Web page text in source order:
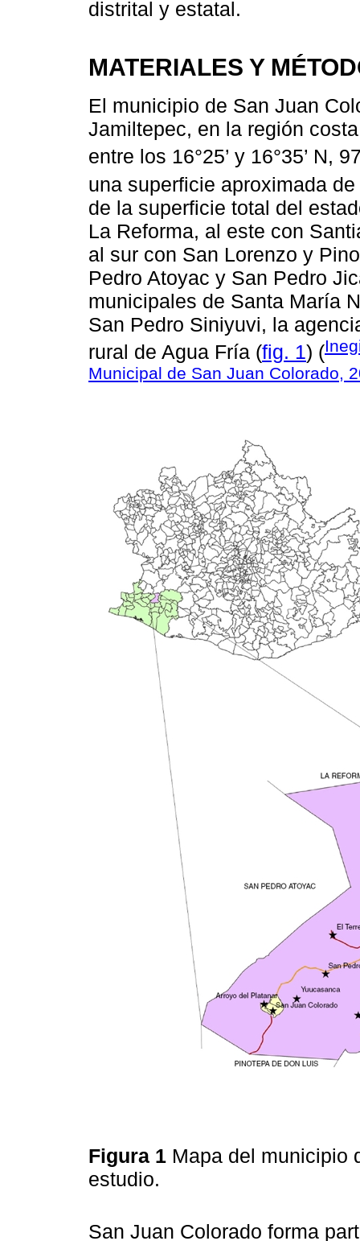
distrital y estatal.
MATERIALES Y
El municipio de San Juan
Jamiltepec, en la región
entre los 16°25’ y 16°35’ N,
una superficie aproximada
de la superficie total del
La Reforma, al este con
al sur con San Lorenzo y
Pedro Atoyac y San Pedro
municipales de Santa María
San Pedro Siniyuvi, la
rural de Agua Fría (fig. 1) (
Municipal de San Juan Colorado,
Figura 1 Mapa del municipio
estudio.
San Juan Colorado forma